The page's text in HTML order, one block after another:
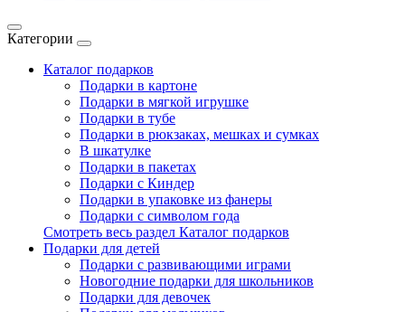
Категории
Каталог подарков
Подарки в картоне
Подарки в мягкой игрушке
Подарки в тубе
Подарки в рюкзаках, мешках и сумках
В шкатулке
Подарки в пакетах
Подарки с Киндер
Подарки в упаковке из фанеры
Подарки с символом года
Смотреть весь раздел Каталог подарков
Подарки для детей
Подарки с развивающими играми
Новогодние подарки для школьников
Подарки для девочек